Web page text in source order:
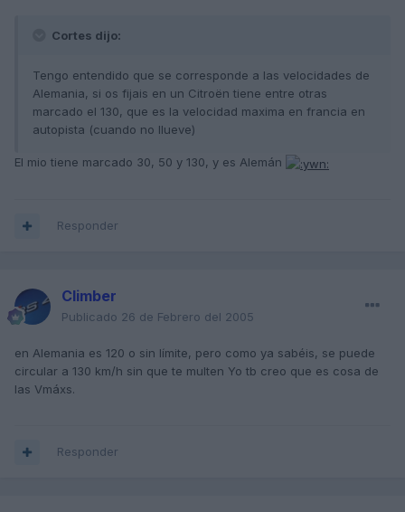
Cortes dijo:
Tengo entendido que se corresponde a las velocidades de
Alemania, si os fijais en un Citroën tiene entre otras
marcado el 130, que es la velocidad maxima en francia en
autopista (cuando no llueve)
El mio tiene marcado 30, 50 y 130, y es Alemán
Responder
Climber
Publicado 26 de Febrero del 2005
en Alemania es 120 o sin límite, pero como ya sabéis, se puede
circular a 130 km/h sin que te multen Yo tb creo que es cosa de
las Vmáxs.
Responder